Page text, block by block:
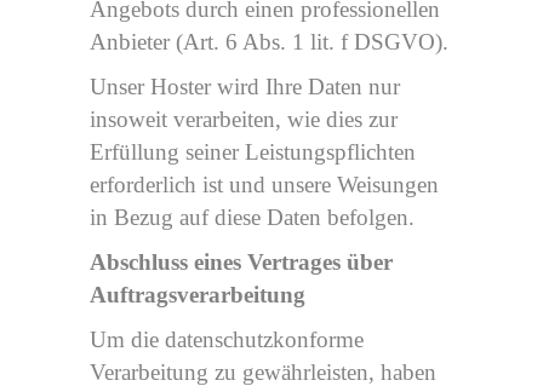
Angebots durch einen professionellen
Anbieter (Art. 6 Abs. 1 lit. f DSGVO).
Unser Hoster wird Ihre Daten nur
insoweit verarbeiten, wie dies zur
Erfüllung seiner Leistungspflichten
erforderlich ist und unsere Weisungen
in Bezug auf diese Daten befolgen.
Abschluss eines Vertrages über
Auftragsverarbeitung
Um die datenschutzkonforme
Verarbeitung zu gewährleisten, haben